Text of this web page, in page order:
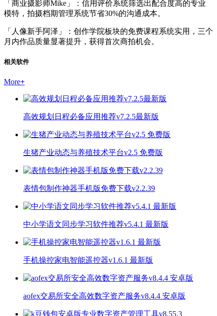
「商业摄影师Mike」：信用评价系统筛选出配合度高的专业
模特，拍摄档期管理系统节省30%的沟通成本。
「人像新手阿泽」：创作学院板块的免费课程系统实用，三个
月内作品质量显著提升，获得首次商拍机会。
相关软件
More+
高效规划日程必备应用推荐v7.2.5最新版
生猪产业动态与养殖技术平台v2.5 免费版
表情包制作神器手机版免费下载v2.2.39
中小学语文同步学习软件推荐v5.4.1 最新版
手机操控家电智能遥控器v1.6.1 最新版
aofex交易所安全高效数字资产服务v8.4.4 安卓版